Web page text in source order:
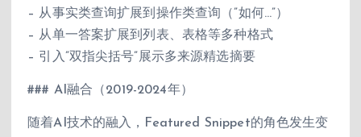
– 从事实类查询扩展到操作类查询（”如何…”）
– 从单一答案扩展到列表、表格等多种格式
– 引入”双指尖括号”展示多来源精选摘要
### AI融合（2019-2024年）
随着AI技术的融入，Featured Snippet的角色发生变